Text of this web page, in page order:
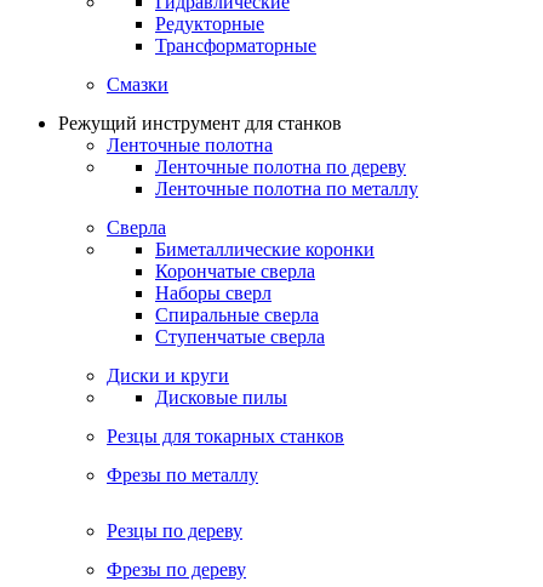
Редукторные
Трансформаторные
Смазки
Режущий инструмент для станков
Ленточные полотна
Ленточные полотна по дереву
Ленточные полотна по металлу
Сверла
Биметаллические коронки
Корончатые сверла
Наборы сверл
Спиральные сверла
Ступенчатые сверла
Диски и круги
Дисковые пилы
Резцы для токарных станков
Фрезы по металлу
Резцы по дереву
Фрезы по дереву